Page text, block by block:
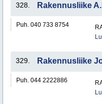
328. Rakennusliike
Puh. 040 733 8754
329. Rakennusliike
Puh. 044 2222886